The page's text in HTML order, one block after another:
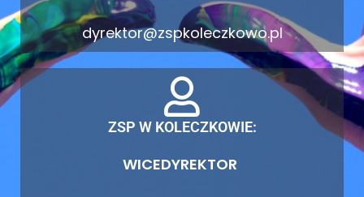
dyrektor@zspkoleczkowo.pl
ZSP W KOLECZKOWIE:
WICEDYREKTOR